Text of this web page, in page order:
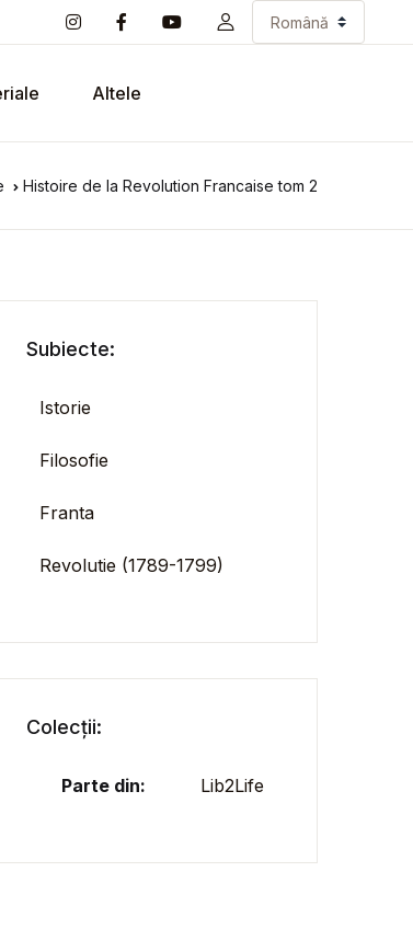
Altele
Histoire de la Revolution Francaise tom 2
Subiecte:
Istorie
Filosofie
Franta
Revolutie (1789-1799)
Colecții:
Parte din: Lib2Life